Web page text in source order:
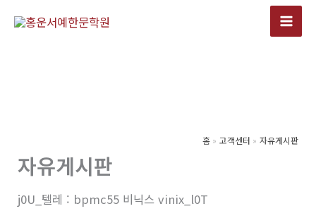
홈 고객센터 자유게시판
자유게시판
j0U_텔레 : bpmc55 비닉스 vinix_l0T